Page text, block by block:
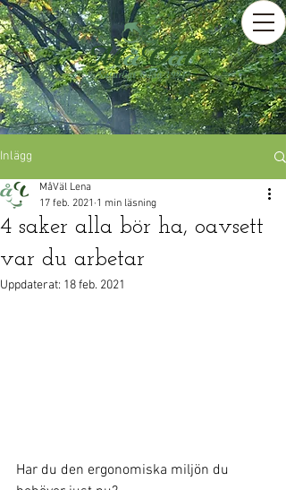
Inlägg
4 saker alla bör ha, oavsett
var du arbetar
MåVäl Lena
17 feb. 2021 1 min läsning
Uppdaterat: 18 feb. 2021
Har du den ergonomiska miljön du